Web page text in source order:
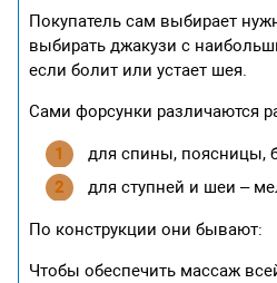
Покупатель сам выбирает
выбирать джакузи с
если болит или устает шея.
Сами форсунки различаются
для спины, поясницы,
для ступней и шеи –
По конструкции они бывают:
Чтобы обеспечить массаж